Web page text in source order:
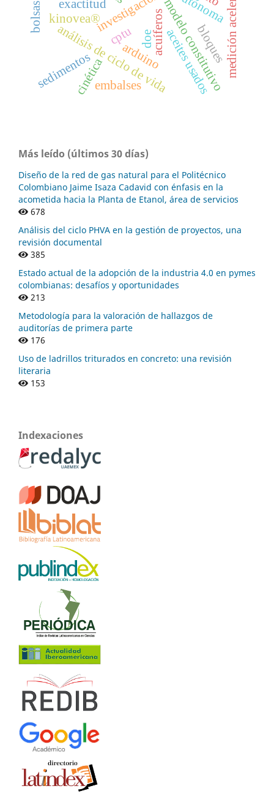
investigacion
arduino
análisis de ciclo de vida
cptu modelo constitutivo
exactitud
sedimentos
kinovea®
cinética
acuíferosaceites usados
bloques
doe
embalses
Más leído (últimos 30 días)
Diseño de la red de gas natural para el Politécnico
Colombiano Jaime Isaza Cadavid con énfasis en la
acometida hacia la Planta de Etanol, área de servicios
678
Análisis del ciclo PHVA en la gestión de proyectos, una
revisión documental
385
Estado actual de la adopción de la industria 4.0 en pymes
colombianas: desafíos y oportunidades
213
Metodología para la valoración de hallazgos de
auditorías de primera parte
176
Uso de ladrillos triturados en concreto: una revisión
literaria
153
Indexaciones